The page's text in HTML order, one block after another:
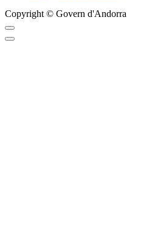
Copyright © Govern d'Andorra